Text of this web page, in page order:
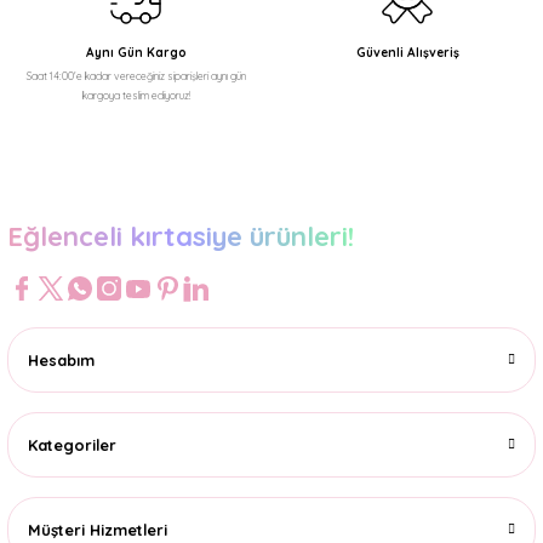
Aynı Gün Kargo
Saat 14:00'e kadar vereceğiniz siparişleri aynı gün
kargoya teslim ediyoruz!
Güvenli Alışveriş
Eğlenceli kırtasiye ürünleri!
Hesabım
Kategoriler
Müşteri Hizmetleri